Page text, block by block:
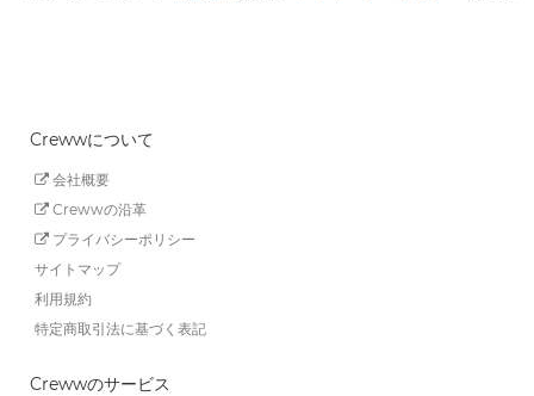
Crewwについて
会社概要
Crewwの沿革
プライバシーポリシー
サイトマップ
利用規約
特定商取引法に基づく表記
Crewwのサービス